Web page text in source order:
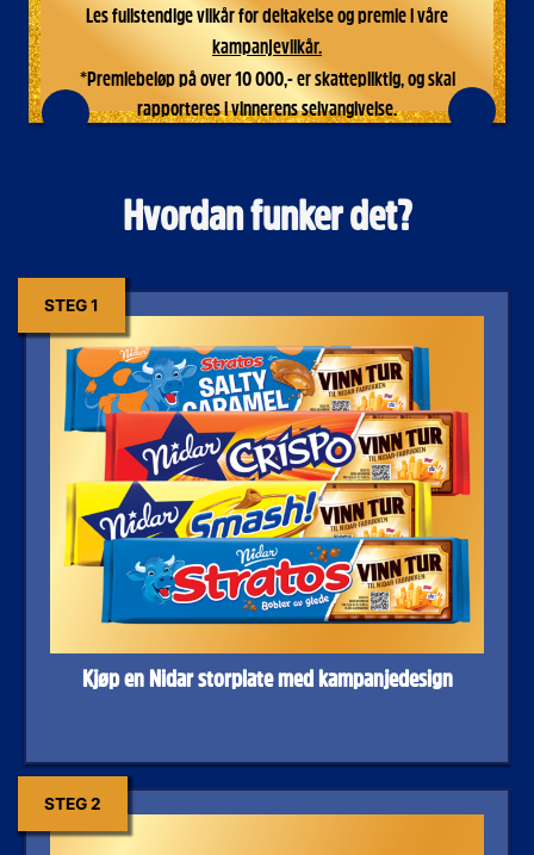
Les fullstendige vilkår for deltakelse og premie i våre
kampanjevilkår.​
*Premiebeløp på over 10 000,- er skattepliktig, og skal
rapporteres i vinnerens selvangivelse.
Hvordan funker det?
Kjøp en Nidarstorplatemed kampanjedesign